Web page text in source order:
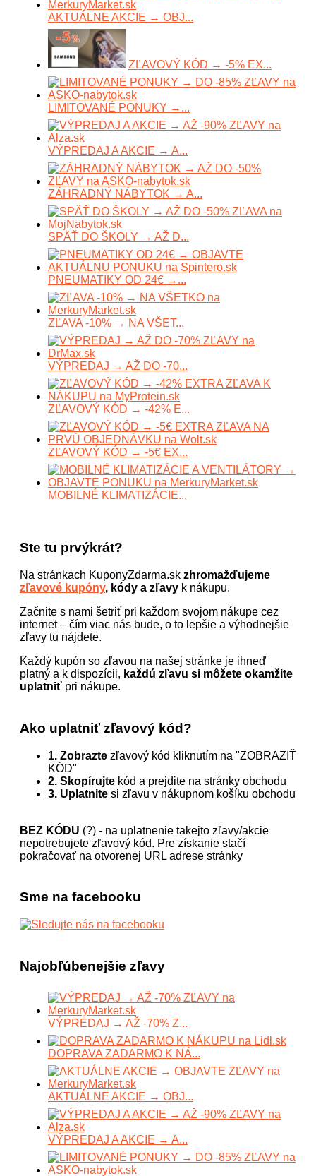
AKTUÁLNE AKCIE → OBJ...
ZĽAVOVÝ KÓD → -5% EX...
LIMITOVANÉ PONUKY →...
VÝPREDAJ A AKCIE → A...
ZÁHRADNÝ NÁBYTOK → A...
SPÄŤ DO ŠKOLY → AŽ D...
PNEUMATIKY OD 24€ →...
ZĽAVA -10% → NA VŠET...
VÝPREDAJ → AŽ DO -70...
ZĽAVOVÝ KÓD → -42% E...
ZĽAVOVÝ KÓD → -5€ EX...
MOBILNÉ KLIMATIZÁCIE...
Ste tu prvýkrát?
Na stránkach KuponyZdarma.sk zhromažďujeme
zľavové kupóny, kódy a zľavy k nákupu.
Začnite s nami šetriť pri každom svojom nákupe cez
internet – čím viac nás bude, o to lepšie a výhodnejšie
zľavy tu nájdete.
Každý kupón so zľavou na našej stránke je ihneď
platný a k dispozícii, každú zľavu si môžete okamžite
uplatniť pri nákupe.
Ako uplatniť zľavový kód?
1. Zobrazte zľavový kód kliknutím na "ZOBRAZIŤ
KÓD"
2. Skopírujte kód a prejdite na stránky obchodu
3. Uplatnite si zľavu v nákupnom košíku obchodu
BEZ KÓDU (?) - na uplatnenie takejto zľavy/akcie
nepotrebujete zľavový kód. Pre získanie stačí
pokračovať na otvorenej URL adrese stránky
Sme na facebooku
Najobľúbenejšie zľavy
VÝPREDAJ → AŽ -70% Z...
DOPRAVA ZADARMO K NÁ...
AKTUÁLNE AKCIE → OBJ...
VÝPREDAJ A AKCIE → A...